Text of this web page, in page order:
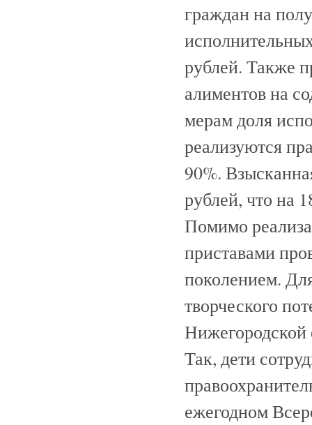
граждан на
рублей. Также
алиментов на
мерам доля
реализуются
90%.
рублей, что на
Помимо
приставами
поколением.
творческого
Нижегородской
Так, дети
ежегодном